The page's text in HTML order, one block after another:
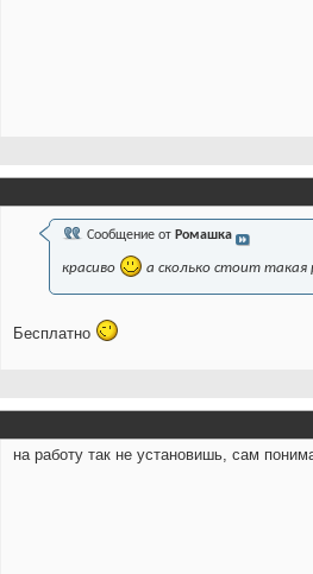
Сообщение от Ромашка
красиво а сколько стоит такая
Бесплатно
на работу так не установишь, сам